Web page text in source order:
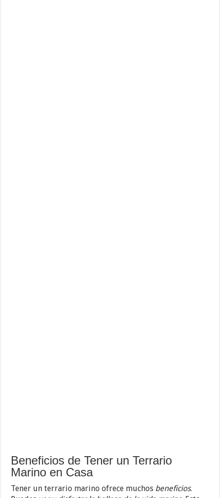
Beneficios de Tener un Terrario
Marino en Casa
Tener un terrario marino ofrece muchos beneficios.